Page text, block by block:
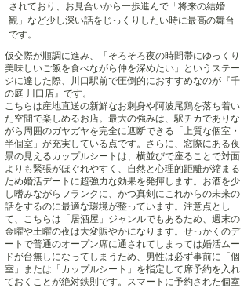
されており、お見合いから一歩進んで「将来の結婚
観」など少し深い話をじっくりしたい時に最高の舞台
です。
仮交際が順調に進み、「そろそろ夜の時間帯にゆっくり
美味しいご飯を食べながら仲を深めたい」というステー
ジに達した際、川口駅前で圧倒的におすすめなのが『千
の庭 川口店』です。
こちらは産地直送の新鮮なお刺身や阿波尾鶏を落ち着い
た空間で楽しめるお店。最大の強みは、駅チカでありな
がら周囲のガヤガヤを完全に遮断できる「上質な個室・
半個室」が充実している点です。さらに、窓際にある夜
景の見えるカップルシートは、横並びで座ることで対面
よりも緊張がほぐれやすく、自然と心理的距離が縮まる
ため婚活デートに超強力な効果を発揮します。お酒を少
し嗜みながらフランクに、かつ真剣にこれからの未来の
話をするのに最適な環境が整っています。注意点とし
て、こちらは「居酒屋」ジャンルでもあるため、週末の
金曜や土曜の夜は大変賑やかになります。せっかくのデ
ートで普通のオープン席に通されてしまっては婚活ムー
ドが台無しになってしまうため、男性は必ず事前に「個
室」または「カップルシート」を指定して席予約を入れ
ておくことが絶対鉄則です。スマートに予約された個室